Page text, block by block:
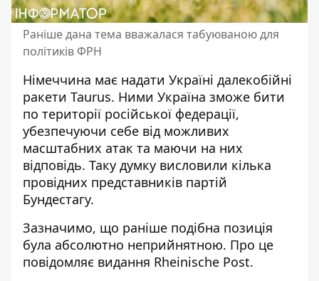
Раніше дана тема вважалася табуюваною для
політиків ФРН
Німеччина має надати Україні далекобійні
ракети Taurus. Ними Україна зможе бити
по території російської федерації,
убезпечуючи себе від можливих
масштабних атак та маючи на них
відповідь. Таку думку висловили кілька
провідних представників партій
Бундестагу.
Зазначимо, що раніше подібна позиція
була абсолютно неприйнятною. Про це
повідомляє видання Rheinische Post.